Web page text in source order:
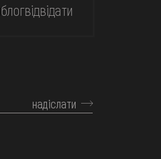
блогвідвідати
надіслати